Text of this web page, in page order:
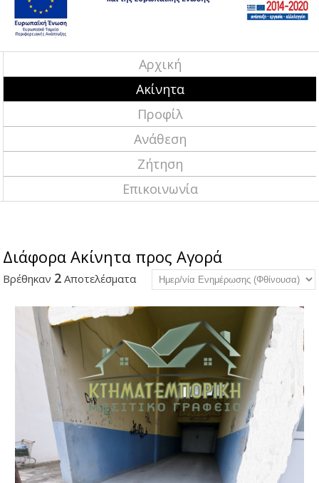
Αρχική
Ακίνητα
Προφίλ
Ανάθεση
Ζήτηση
Επικοινωνία
Διάφορα Ακίνητα προς Αγορά
Βρέθηκαν 2 Αποτελέσματα